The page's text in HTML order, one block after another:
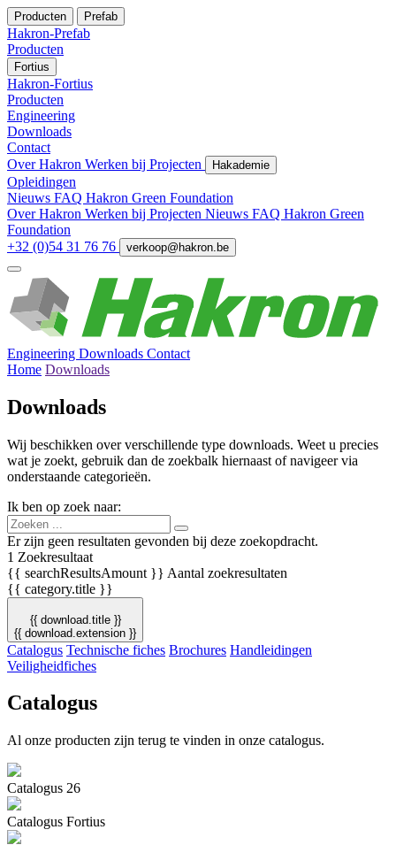
Producten Prefab
Hakron-Prefab
Producten
Fortius
Hakron-Fortius
Producten
Engineering
Downloads
Contact
Over Hakron Werken bij Projecten Hakademie
Opleidingen
Nieuws FAQ Hakron Green Foundation
Over Hakron Werken bij Projecten Nieuws FAQ Hakron Green
Foundation
+32 (0)54 31 76 76
verkoop@hakron.be
Engineering Downloads Contact
Home Downloads
Downloads
Wij beschikken over verschillende type downloads. Weet u precies
wat je zoekt, gebruik dan de zoekbalk hiernaast of navigeer via
onderstaande categorieën.
Ik ben op zoek naar:
Er zijn geen resultaten gevonden bij deze zoekopdracht.
1 Zoekresultaat
{{ searchResultsAmount }} Aantal zoekresultaten
{{ category.title }}
{{ download.title }}
{{ download.extension }}
Catalogus Technische fiches Brochures Handleidingen
Veiligheidfiches
Catalogus
Al onze producten zijn terug te vinden in onze catalogus.
Catalogus 26
Catalogus Fortius